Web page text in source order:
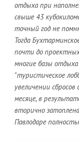
отдыха при
свыше 43
точный год не
Тогда
почти до
многие базы
"туристическое
увеличении
месяце, в
вторично
Павлодаре